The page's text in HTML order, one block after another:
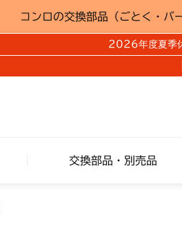
コンロの交換部品（ごとく・バ
2026年度夏季
交換部品・別売品